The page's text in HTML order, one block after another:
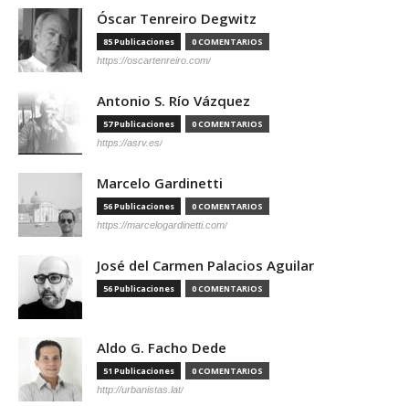
Óscar Tenreiro Degwitz
85 Publicaciones 0 COMENTARIOS
https://oscartenreiro.com/
Antonio S. Río Vázquez
57 Publicaciones 0 COMENTARIOS
https://asrv.es/
Marcelo Gardinetti
56 Publicaciones 0 COMENTARIOS
https://marcelogardinetti.com/
José del Carmen Palacios Aguilar
56 Publicaciones 0 COMENTARIOS
Aldo G. Facho Dede
51 Publicaciones 0 COMENTARIOS
http://urbanistas.lat/